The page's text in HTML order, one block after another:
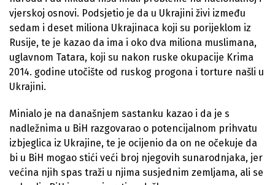
vjerskoj osnovi. Podsjetio je da u Ukrajini živi između
sedam i deset miliona Ukrajinaca koji su porijeklom iz
Rusije, te je kazao da ima i oko dva miliona muslimana,
uglavnom Tatara, koji su nakon ruske okupacije Krima
2014. godine utočište od ruskog progona i torture našli u
Ukrajini.
Minialo je na današnjem sastanku kazao i da je s
nadležnima u BiH razgovarao o potencijalnom prihvatu
izbjeglica iz Ukrajine, te je ocijenio da on ne očekuje da
bi u BiH mogao stići veći broj njegovih sunarodnjaka, jer
većina njih spas traži u njima susjednim zemljama, ali se